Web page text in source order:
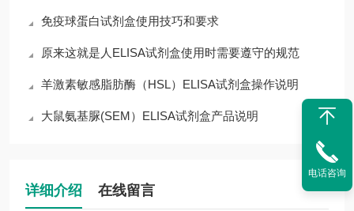
免疫球蛋白试剂盒使用技巧和要求
原来这就是人ELISA试剂盒使用时需要遵守的规范
羊激素敏感脂肪酶（HSL）ELISA试剂盒操作说明
大鼠氨基脲(SEM）ELISA试剂盒产品说明
详细介绍 在线留言
电话咨询